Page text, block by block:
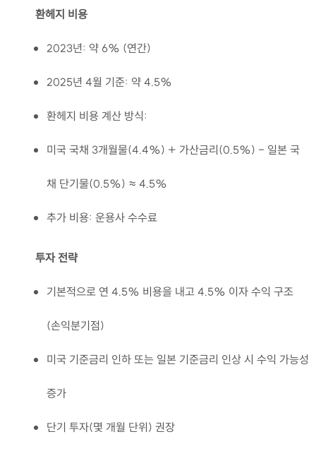
환헤지 비용
2023년: 약 6% (연간)
2025년 4월 기준: 약 4.5%
환헤지 비용 계산 방식:
미국 국채 3개월물(4.4%) + 가산금리(0.5%) - 일본 국
채 단기물(0.5%) ≈ 4.5%
추가 비용: 운용사 수수료
투자 전략
기본적으로 연 4.5% 비용을 내고 4.5% 이자 수익 구조
(손익분기점)
미국 기준금리 인하 또는 일본 기준금리 인상 시 수익 가능성
증가
단기 투자(몇 개월 단위) 권장